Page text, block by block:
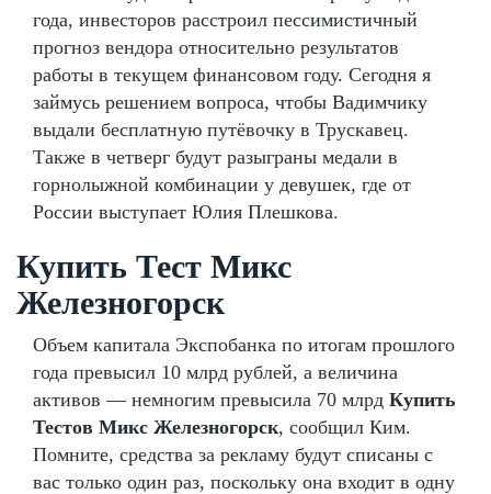
года, инвесторов расстроил пессимистичный
прогноз вендора относительно результатов
работы в текущем финансовом году. Сегодня я
займусь решением вопроса, чтобы Вадимчику
выдали бесплатную путёвочку в Трускавец.
Также в четверг будут разыграны медали в
горнолыжной комбинации у девушек, где от
России выступает Юлия Плешкова.
Купить Тест Микс
Железногорск
Объем капитала Экспобанка по итогам прошлого
года превысил 10 млрд рублей, а величина
активов — немногим превысила 70 млрд Купить
Тестов Микс Железногорск, сообщил Ким.
Помните, средства за рекламу будут списаны с
вас только один раз, поскольку она входит в одну